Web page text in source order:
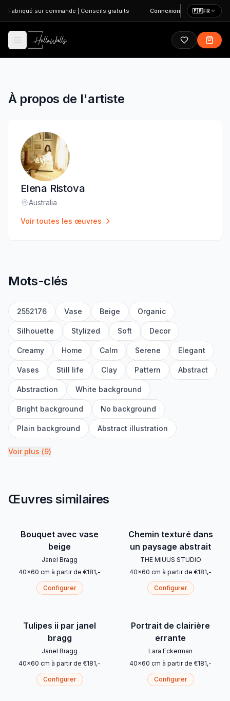
Aller au contenu principal
Fabriqué sur commande Conseils gratuits Connexion 🇫🇷FR
À propos de l'artiste
Elena Ristova
Lieu:
Australia
Voir toutes les œuvres
Mots-clés
2552176 Vase Beige Organic
Silhouette Stylized Soft Decor
Creamy Home Calm Serene Elegant
Vases Still life Clay Pattern Abstract
Abstraction White background
Bright background No background
Plain background Abstract illustration
Voir plus (9)
Œuvres similaires
Bouquet avec vase
beige
Janel Bragg
40x60 cm à partir de €181,-
Configurer
Chemin texturé dans
un paysage abstrait
THE MIUUS STUDIO
40x60 cm à partir de €181,-
Configurer
Tulipes ii par janel
bragg
Janel Bragg
40x60 cm à partir de €181,-
Configurer
Portrait de clairière
errante
Lara Eckerman
40x60 cm à partir de €181,-
Configurer